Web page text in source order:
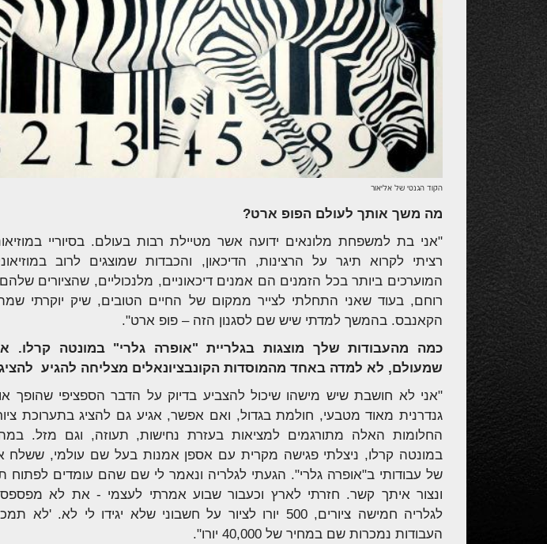
הקוד הגנטי של אליאור
מה משך אותך לעולם הפופ ארט?
"אני בת למשפחת מלונאים ידועה אשר מטיילת רבות בעולם. בסיוריי
רציתי לקרוא תיגר על הרצינות, הדיכאון, והכבדות שמוצגים לרוב
המוערכים ביותר בכל הזמנים הם אמנים דיכאוניים, מלנכוליים, שהציורים
רוחם, בעוד שאני התחלתי לצייר ממקום של החיים הטובים, שיק יוקרתי
הקאנבס. בהמשך למדתי שיש שם לסגנון הזה – פופ ארט".
כמה מהעבודות שלך מוצגות בגלריית "אופרה גלרי" במונטה קרלו.
שמעולם, לא למדה באחד מהמוסדות הקונבציונאלים מצליחה להגיע
"אני לא חושבת שיש מישהו שיכול להצביע בדיוק על הדבר הספציפי שהופך
גנדרנית מאוד מטבעי, חולמת בגדול, ואם אפשר, אגיע גם להציג בתערוכת
החלומות האלה מתורגמים למציאות בעזרת נחישות, תעוזה, וגם מזל.
במונטה קרלו, ניצלתי פגישה מקרית עם אספן אמנות בעל שם עולמי, ששלח
של עבודותי ב"אופרה גלרי". הגעתי לגלריה ונאמר לי שם שהם עומדים לפתוח
ונצור איתך קשר. חזרתי לארץ וכעבור שבוע אמרתי לעצמי - את לא
לגלריה חמישה ציורים, 500 יורו לציור על חשבוני שלא יגידו לי
העבודות נמכרות שם במחיר של 40,000 יורו".